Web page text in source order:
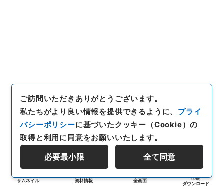
サムネイル 資料情報 全画面
印刷
ダウンロード
ご訪問いただきありがとうございます。
私たちがより良い情報を提供できるように、 プライ
バシーポリシーに基づいたクッキー（Cookie）の
取得と利用に同意をお願いいたします。
必要最小限 全て同意